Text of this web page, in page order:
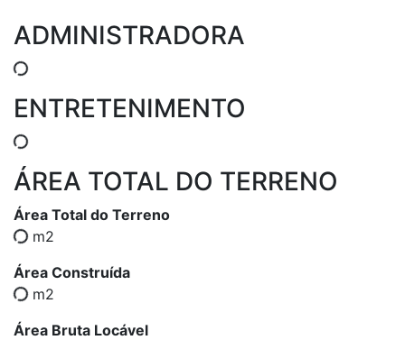
ADMINISTRADORA
ENTRETENIMENTO
ÁREA TOTAL DO TERRENO
Área Total do Terreno
m2
Área Construída
m2
Área Bruta Locável